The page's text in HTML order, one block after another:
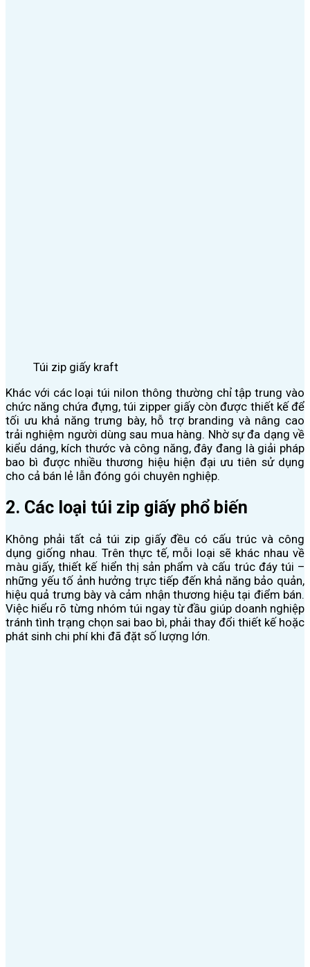
Túi zip giấy kraft
Khác với các loại túi nilon thông thường chỉ tập trung vào
chức năng chứa đựng, túi zipper giấy còn được thiết kế để
tối ưu khả năng trưng bày, hỗ trợ branding và nâng cao
trải nghiệm người dùng sau mua hàng. Nhờ sự đa dạng về
kiểu dáng, kích thước và công năng, đây đang là giải pháp
bao bì được nhiều thương hiệu hiện đại ưu tiên sử dụng
cho cả bán lẻ lẫn đóng gói chuyên nghiệp.
2. Các loại túi zip giấy phổ biến
Không phải tất cả túi zip giấy đều có cấu trúc và công
dụng giống nhau. Trên thực tế, mỗi loại sẽ khác nhau về
màu giấy, thiết kế hiển thị sản phẩm và cấu trúc đáy túi –
những yếu tố ảnh hưởng trực tiếp đến khả năng bảo quản,
hiệu quả trưng bày và cảm nhận thương hiệu tại điểm bán.
Việc hiểu rõ từng nhóm túi ngay từ đầu giúp doanh nghiệp
tránh tình trạng chọn sai bao bì, phải thay đổi thiết kế hoặc
phát sinh chi phí khi đã đặt số lượng lớn.